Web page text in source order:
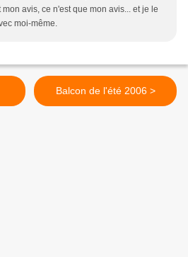
mon avis, ce n'est que mon avis... et je le
moi-même.
Balcon de l'été 2006 >